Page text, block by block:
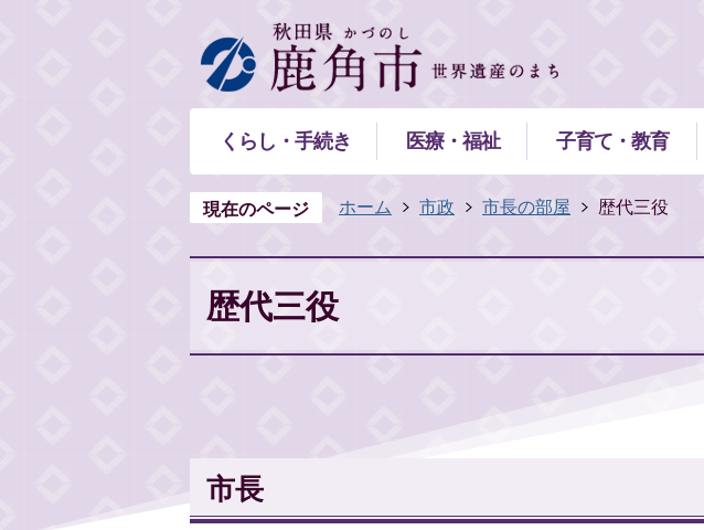
くらし・手続き 医療・福祉 子育て・教育
現在のページ ホーム 市政 市長の部屋 歴代三役
歴代三役
市長